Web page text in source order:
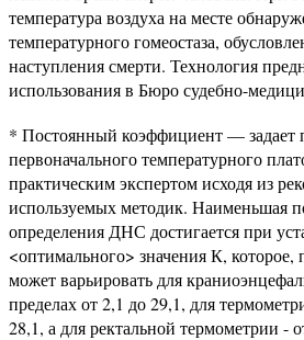
температура воздуха на месте
температурного гомеостаза,
наступления смерти. Технология
использования в Бюро судебно-
* Постоянный коэффициент — задает
первоначального температурного
практическим экспертом исходя из
используемых методик. Наименьшая
определения ДНС достигается при
<оптимального> значения К,
может варьировать для
пределах от 2,1 до 29,1, для
28,1, а для ректальной термометрии -